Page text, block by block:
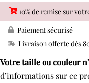
MEY
1210016
T-
SHIRT
10% de remise sur
Paiement sécurisé
Livraison offerte dès
Votre taille ou couleur
d’informations sur ce